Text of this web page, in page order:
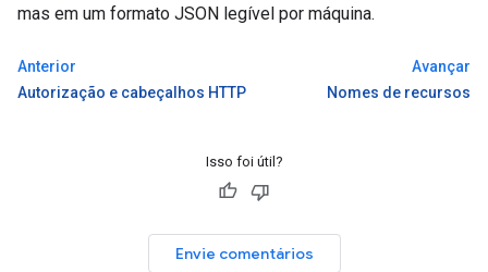
mas em um formato JSON legível por máquina.
Anterior
Autorização e cabeçalhos HTTP
Avançar
Nomes de recursos
Isso foi útil?
Envie comentários